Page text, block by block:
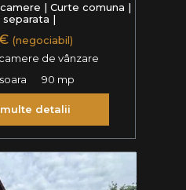
| Curte comuna |
separata |
(negociabil)
de vânzare
90 mp
detalii